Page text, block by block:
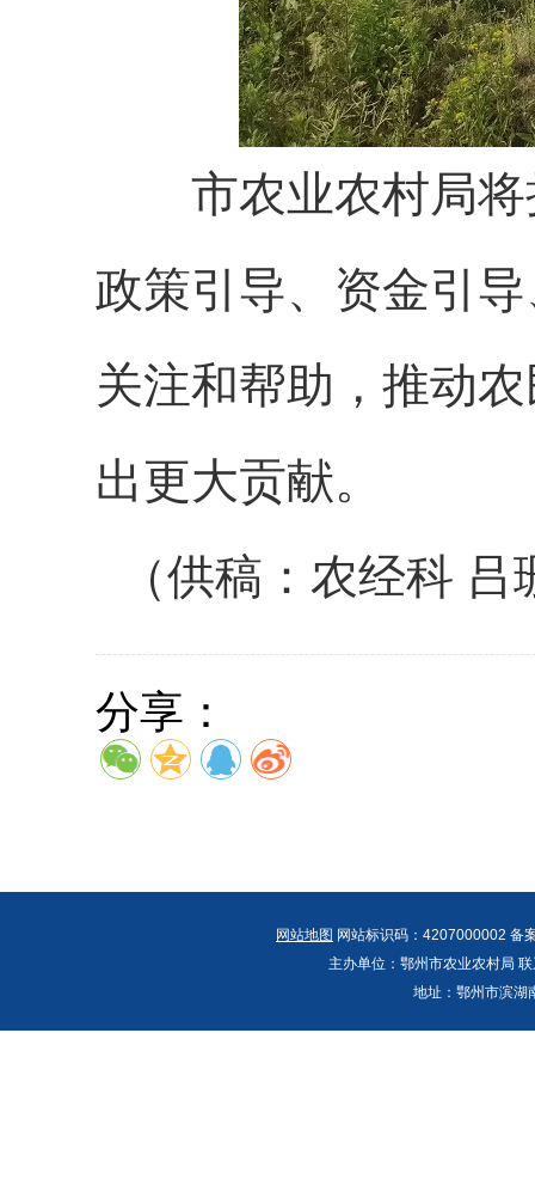
市农业农村局将
政策引导、资金引
关注和帮助，推动
出更大贡献。
（供稿：农经科 吕
分享：
网站地图 网站标识码：4207000002
主办单位：鄂州市农业农村局
地址：鄂州市滨湖